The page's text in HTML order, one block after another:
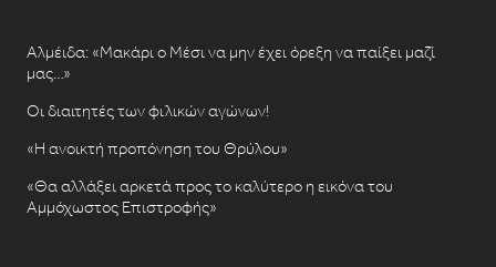
Αλμέιδα: «Μακάρι ο Μέσι να μην έχει όρεξη να παίξει μαζί
μας…»
Οι διαιτητές των φιλικών αγώνων!
«Η ανοικτή προπόνηση του Θρύλου»
«Θα αλλάξει αρκετά προς το καλύτερο η εικόνα του
Αμμόχωστος Επιστροφής»